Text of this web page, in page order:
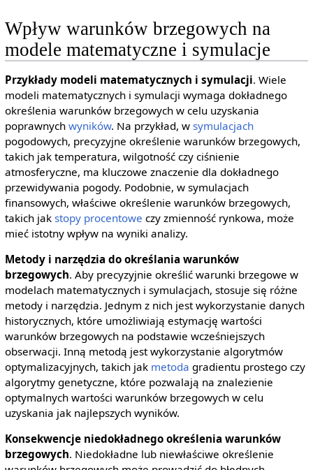
Wpływ warunków brzegowych na
modele matematyczne i symulacje
Przykłady modeli matematycznych i symulacji. Wiele
modeli matematycznych i symulacji wymaga dokładnego
określenia warunków brzegowych w celu uzyskania
poprawnych wyników. Na przykład, w symulacjach
pogodowych, precyzyjne określenie warunków brzegowych,
takich jak temperatura, wilgotność czy ciśnienie
atmosferyczne, ma kluczowe znaczenie dla dokładnego
przewidywania pogody. Podobnie, w symulacjach
finansowych, właściwe określenie warunków brzegowych,
takich jak stopy procentowe czy zmienność rynkowa, może
mieć istotny wpływ na wyniki analizy.
Metody i narzędzia do określania warunków
brzegowych. Aby precyzyjnie określić warunki brzegowe w
modelach matematycznych i symulacjach, stosuje się różne
metody i narzędzia. Jednym z nich jest wykorzystanie danych
historycznych, które umożliwiają estymację wartości
warunków brzegowych na podstawie wcześniejszych
obserwacji. Inną metodą jest wykorzystanie algorytmów
optymalizacyjnych, takich jak metoda gradientu prostego czy
algorytmy genetyczne, które pozwalają na znalezienie
optymalnych wartości warunków brzegowych w celu
uzyskania jak najlepszych wyników.
Konsekwencje niedokładnego określenia warunków
brzegowych. Niedokładne lub niewłaściwe określenie